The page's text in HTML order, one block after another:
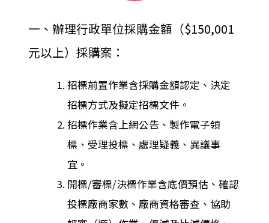
一、辦理行政單位採購金額（$150,001
元以上）採購案：
招標前置作業含採購金額認定、決定
招標方式及擬定招標文件。
招標作業含上網公告、製作電子領
標、受理投標、處理疑義、異議事
宜。
開標/審標/決標作業含底價預估、確認
投標廠商家數、廠商資格審查、協助